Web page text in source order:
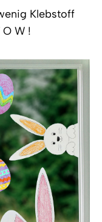
Klebstoff
O W !